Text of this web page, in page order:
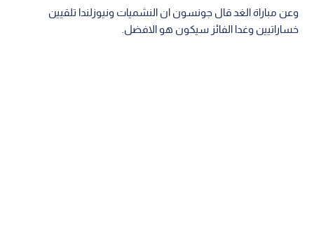
وعن مباراة الغد قال جونسون ان النشميات ونيوزلندا تلقيين
خساراتيين وغدا الفائز سيكون هو الافضل.